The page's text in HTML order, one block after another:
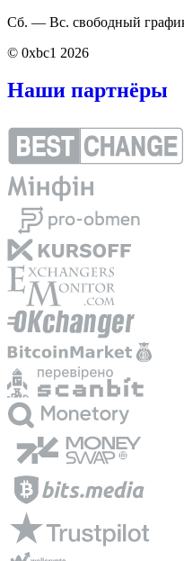
Сб. — Вс. свободный
© 0xbc1 2026
Наши партнёры